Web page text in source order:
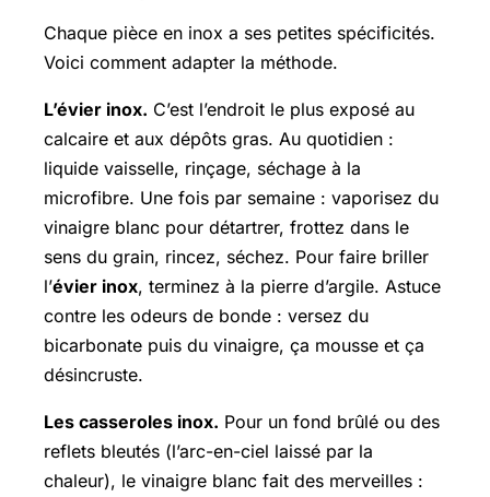
Chaque pièce en inox a ses petites spécificités.
Voici comment adapter la méthode.
L’évier inox. C’est l’endroit le plus exposé au
calcaire et aux dépôts gras. Au quotidien :
liquide vaisselle, rinçage, séchage à la
microfibre. Une fois par semaine : vaporisez du
vinaigre blanc pour détartrer, frottez dans le
sens du grain, rincez, séchez. Pour faire briller
l’évier inox, terminez à la pierre d’argile. Astuce
contre les odeurs de bonde : versez du
bicarbonate puis du vinaigre, ça mousse et ça
désincruste.
Les casseroles inox. Pour un fond brûlé ou des
reflets bleutés (l’arc-en-ciel laissé par la
chaleur), le vinaigre blanc fait des merveilles :